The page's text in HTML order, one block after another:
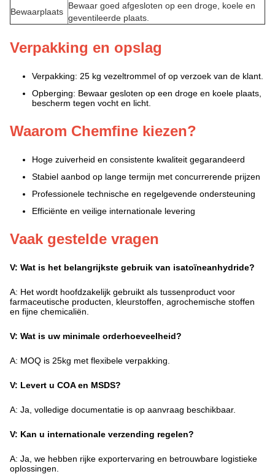
Bewaarplaats
Bewaar goed afgesloten op een droge, koele en
geventileerde plaats.
Verpakking en opslag
Verpakking: 25 kg vezeltrommel of op verzoek van de klant.
Opberging: Bewaar gesloten op een droge en koele plaats,
bescherm tegen vocht en licht.
Waarom Chemfine kiezen?
Hoge zuiverheid en consistente kwaliteit gegarandeerd
Stabiel aanbod op lange termijn met concurrerende prijzen
Professionele technische en regelgevende ondersteuning
Efficiënte en veilige internationale levering
Vaak gestelde vragen
V: Wat is het belangrijkste gebruik van isatoïneanhydride?
A: Het wordt hoofdzakelijk gebruikt als tussenproduct voor
farmaceutische producten, kleurstoffen, agrochemische stoffen
en fijne chemicaliën.
V: Wat is uw minimale orderhoeveelheid?
A: MOQ is 25kg met flexibele verpakking.
V: Levert u COA en MSDS?
A: Ja, volledige documentatie is op aanvraag beschikbaar.
V: Kan u internationale verzending regelen?
A: Ja, we hebben rijke exportervaring en betrouwbare logistieke
oplossingen.